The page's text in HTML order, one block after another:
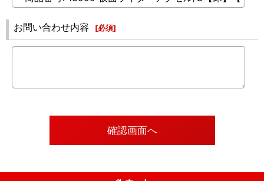
お問い合わせ内容 [必須]
確認画面へ